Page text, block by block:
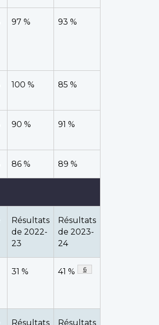
97 % 93 %
100 % 85 %
90 % 91 %
86 % 89 %
Résultats
de 2022-
23
Résultats
de 2023-
24
31 % 41 % Note de bas de page
6
Résultats
Résultats